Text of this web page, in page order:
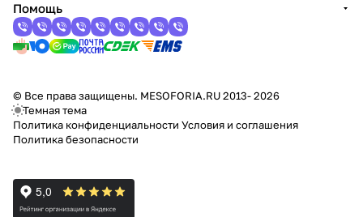
Помощь
© Все права защищены. MESOFORIA.RU 2013- 2026
Темная тема
Политика конфиденциальности Условия и соглашения
Политика безопасности